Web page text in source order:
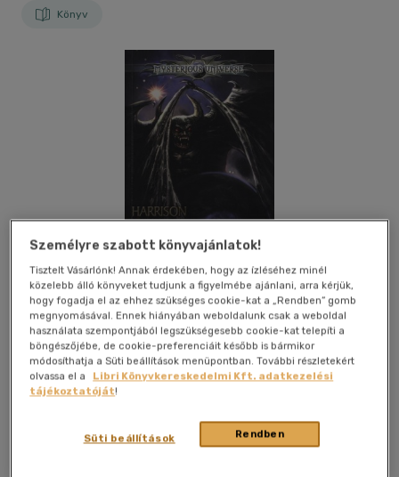
Könyv
Kívánságlistához adom Megosztom
magyar nyelvű|puhatáblás,
ragasztókötött|198 oldal
Személyre szabott könyvajánlatok!
Tisztelt Vásárlónk! Annak érdekében, hogy az ízléséhez minél
közelebb álló könyveket tudjunk a figyelmébe ajánlani, arra kérjük,
hogy fogadja el az ehhez szükséges cookie-kat a „Rendben” gomb
megnyomásával. Ennek hiányában weboldalunk csak a weboldal
használata szempontjából legszükségesebb cookie-kat telepíti a
böngészőjébe, de cookie-preferenciáit később is bármikor
módosíthatja a Süti beállítások menüpontban. További részletekért
olvassa el a
Libri Könyvkereskedelmi Kft. adatkezelési
tájékoztatóját!
Rendben
Süti beállítások